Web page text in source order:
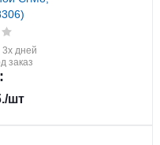
3х дней
заказ
/шт